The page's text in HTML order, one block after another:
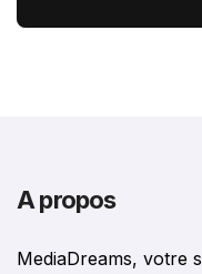
A propos
MediaDreams, votre